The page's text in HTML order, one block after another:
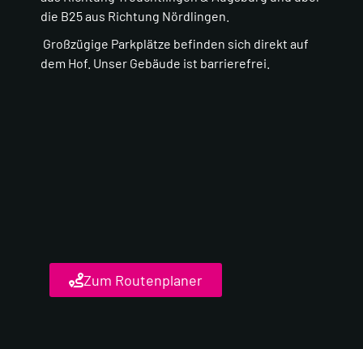
die B25 aus Richtung Nördlingen.
Großzügige Parkplätze befinden sich direkt auf
dem Hof. Unser Gebäude ist barrierefrei.
Zum Routenplaner